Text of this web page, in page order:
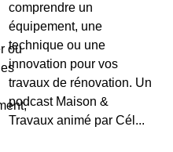
ou
comprendre un
équipement, une
technique ou une
innovation pour vos
travaux de rénovation. Un
podcast Maison &
Travaux animé par Cél...